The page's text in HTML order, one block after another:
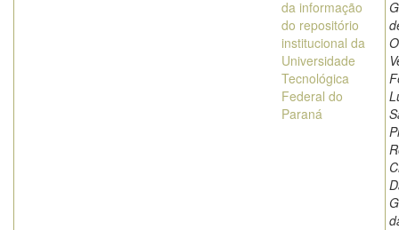
da informação
do repositório
institucional da
Universidade
Tecnológica
Federal do
Paraná